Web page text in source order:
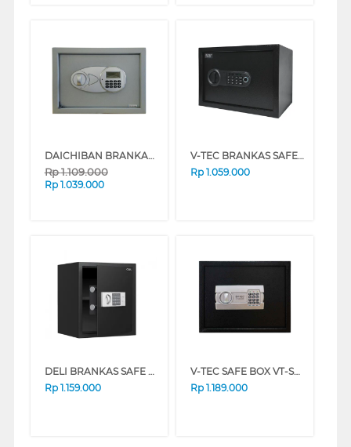
DAICHIBAN BRANKAS SAFE BOX DHS-12
Rp1.109.000
Rp 1.039.000
V-TEC BRANKAS SAFE BOX VT-SDB_25ESF
Rp 1.059.000
DELI BRANKAS SAFE BOX DELI_ET524
Rp 1.159.000
V-TEC SAFE BOX VT-SDB_E30DF
Rp 1.189.000